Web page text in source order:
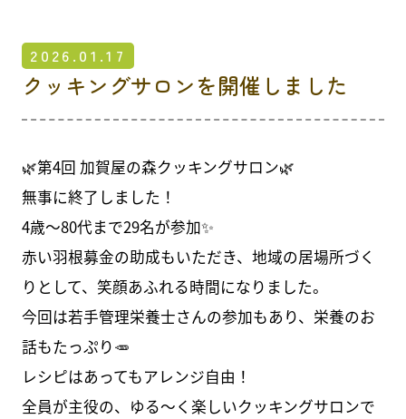
お知らせ
What's new
About nursing care
介護初任者研修
採用情報
Recruit
南港病院グループブログ
お問合せ
2026.01.17
クッキングサロンを開催しました
🌿第4回 加賀屋の森クッキングサロン🌿
無事に終了しました！
4歳〜80代まで29名が参加✨
赤い羽根募金の助成もいただき、地域の居場所づく
りとして、笑顔あふれる時間になりました。
今回は若手管理栄養士さんの参加もあり、栄養のお
話もたっぷり🥕
レシピはあってもアレンジ自由！
全員が主役の、ゆる〜く楽しいクッキングサロンで